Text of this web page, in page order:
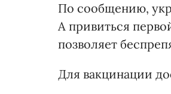
По сообщению,
А привиться
позволяет
Для вакцинации